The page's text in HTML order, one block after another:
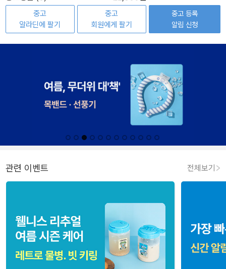
중고
알라딘에 팔기
중고
회원에게 팔기
중고 등록
알림 신청
관련 이벤트 전체보기